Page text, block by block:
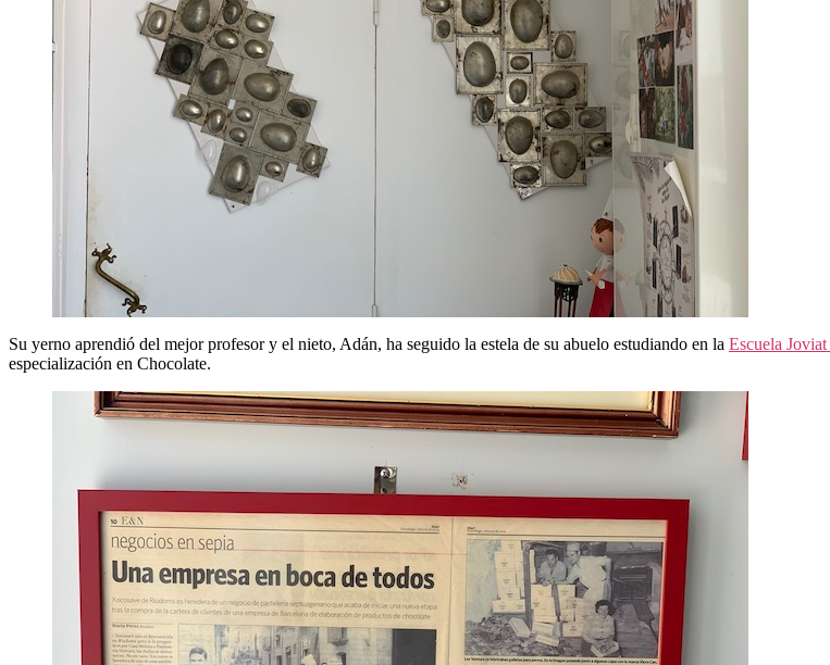
Su yerno aprendió del mejor profesor y el nieto, Adán, ha seguido la estela de su abuelo estudiando en la Escuela Joviat
especialización en Chocolate.